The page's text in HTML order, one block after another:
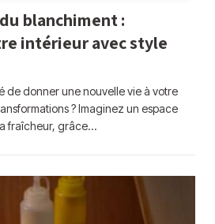
blanchiment :
intérieur avec style
de donner une nouvelle vie à votre
? Imaginez un espace
fraîcheur, grâce…